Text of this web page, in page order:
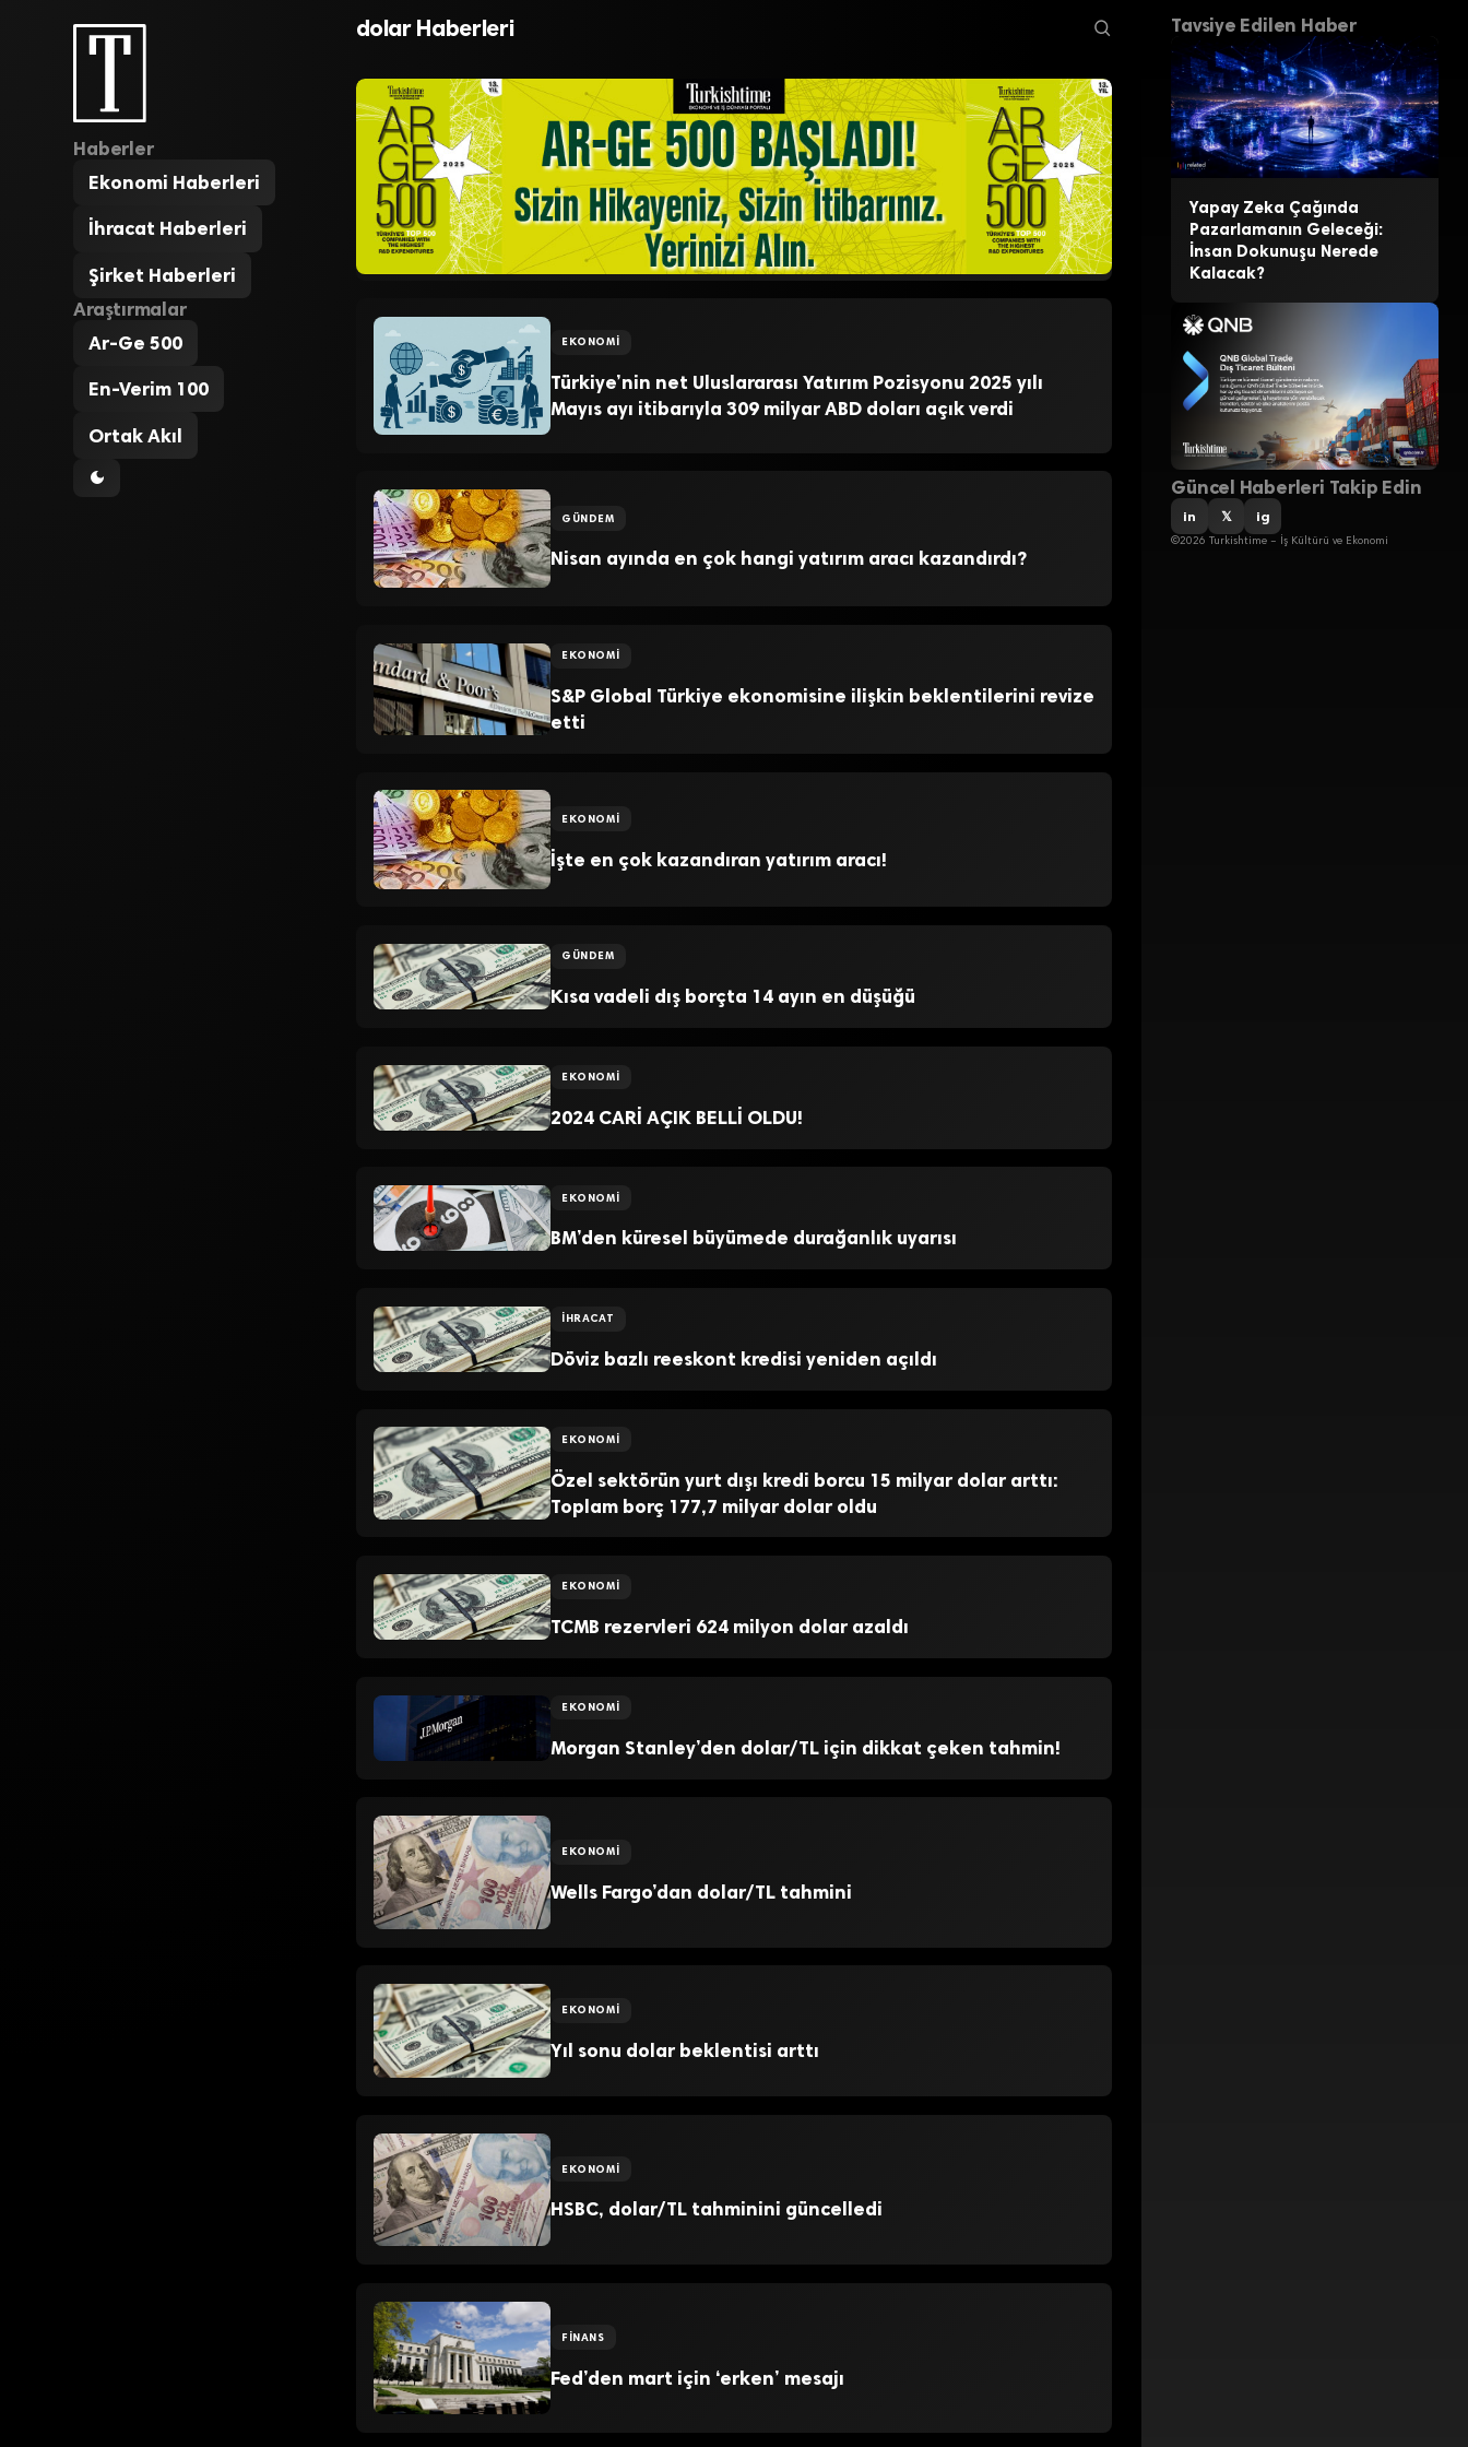
Haberler
Ekonomi Haberleri
İhracat Haberleri
Şirket Haberleri
Araştırmalar
Ar-Ge 500
En-Verim 100
Ortak Akıl
dolar Haberleri
yaşandığı il ise dikkat çekti
EKONOMI
Türkiye’nin net Uluslararası Yatırım Pozisyonu 2025 yılı
Mayıs ayı itibarıyla 309 milyar ABD doları açık verdi
GÜNDEM
Nisan ayında en çok hangi yatırım aracı kazandırdı?
EKONOMI
S&P Global Türkiye ekonomisine ilişkin beklentilerini revize
etti
EKONOMI
İşte en çok kazandıran yatırım aracı!
GÜNDEM
Kısa vadeli dış borçta 14 ayın en düşüğü
EKONOMI
2024 CARİ AÇIK BELLİ OLDU!
EKONOMI
BM’den küresel büyümede durağanlık uyarısı
İHRACAT
Döviz bazlı reeskont kredisi yeniden açıldı
EKONOMI
Özel sektörün yurt dışı kredi borcu 15 milyar dolar arttı:
Toplam borç 177,7 milyar dolar oldu
EKONOMI
TCMB rezervleri 624 milyon dolar azaldı
EKONOMI
Morgan Stanley’den dolar/TL için dikkat çeken tahmin!
EKONOMI
Wells Fargo’dan dolar/TL tahmini
EKONOMI
Yıl sonu dolar beklentisi arttı
EKONOMI
HSBC, dolar/TL tahminini güncelledi
FINANS
Fed’den mart için ‘erken’ mesajı
Tavsiye Edilen Haber
Yapay Zeka Çağında
Pazarlamanın Geleceği:
İnsan Dokunuşu Nerede
Kalacak?
Güncel Haberleri Takip Edin
in 𝕏 ig
©2026 Turkishtime – İş Kültürü ve Ekonomi